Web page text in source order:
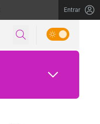
Entrar